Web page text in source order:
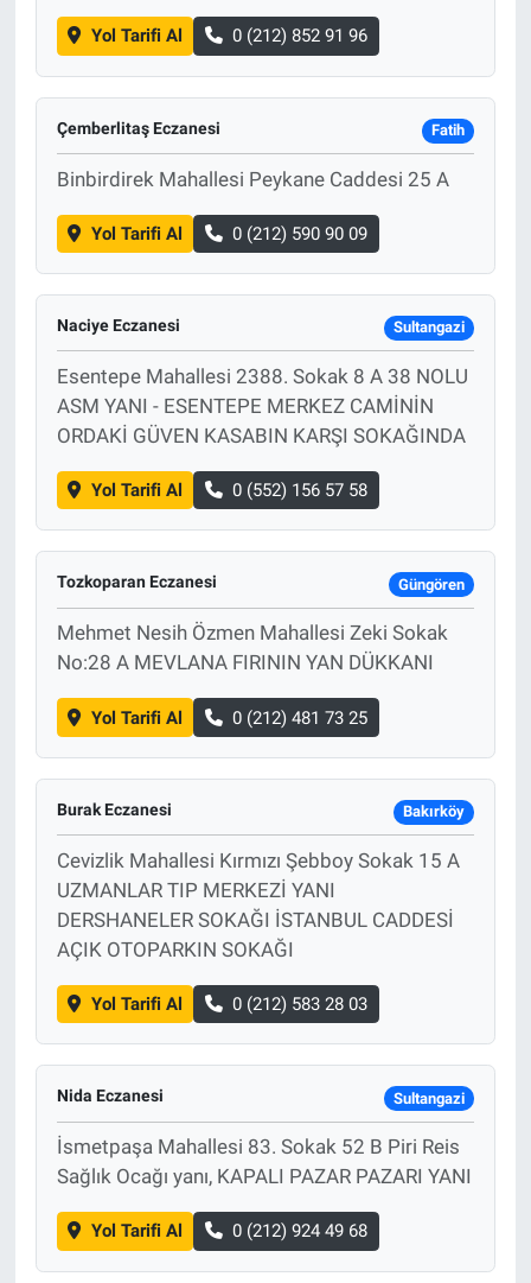
Yol Tarifi Al 0 (212) 852 91 96
Çemberlitaş Eczanesi Fatih
Binbirdirek Mahallesi Peykane Caddesi 25 A
Yol Tarifi Al 0 (212) 590 90 09
Naciye Eczanesi Sultangazi
Esentepe Mahallesi 2388. Sokak 8 A 38 NOLU
ASM YANI - ESENTEPE MERKEZ CAMİNİN
ORDAKİ GÜVEN KASABIN KARŞI SOKAĞINDA
Yol Tarifi Al 0 (552) 156 57 58
Tozkoparan Eczanesi Güngören
Mehmet Nesih Özmen Mahallesi Zeki Sokak
No:28 A MEVLANA FIRININ YAN DÜKKANI
Yol Tarifi Al 0 (212) 481 73 25
Burak Eczanesi Bakırköy
Cevizlik Mahallesi Kırmızı Şebboy Sokak 15 A
UZMANLAR TIP MERKEZİ YANI
DERSHANELER SOKAĞI İSTANBUL CADDESİ
AÇIK OTOPARKIN SOKAĞI
Yol Tarifi Al 0 (212) 583 28 03
Nida Eczanesi Sultangazi
İsmetpaşa Mahallesi 83. Sokak 52 B Piri Reis
Sağlık Ocağı yanı, KAPALI PAZAR PAZARI YANI
Yol Tarifi Al 0 (212) 924 49 68